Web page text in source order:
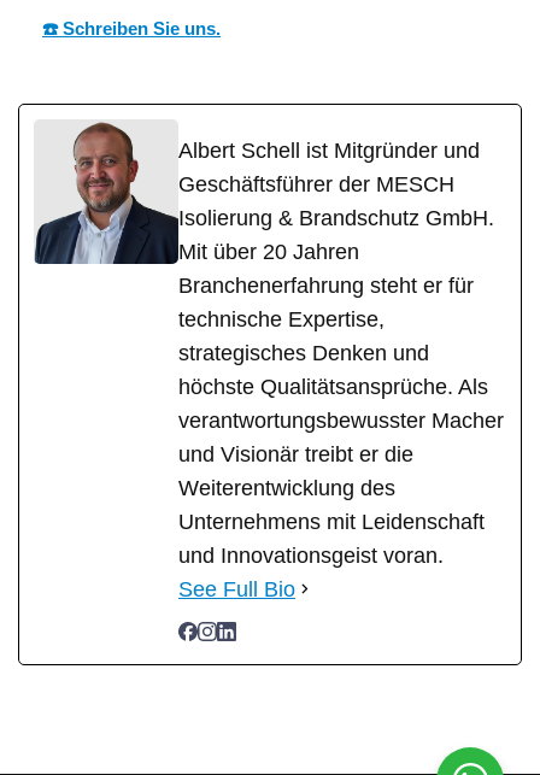
☎️ Schreiben Sie uns.
Albert Schell ist Mitgründer und
Geschäftsführer der MESCH
Isolierung & Brandschutz GmbH.
Mit über 20 Jahren
Branchenerfahrung steht er für
technische Expertise,
strategisches Denken und
höchste Qualitätsansprüche. Als
verantwortungsbewusster Macher
und Visionär treibt er die
Weiterentwicklung des
Unternehmens mit Leidenschaft
und Innovationsgeist voran.
See Full Bio